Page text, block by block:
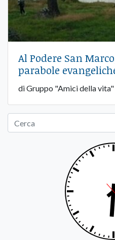
Al Podere San
parabole
di Gruppo "Amici della vita"